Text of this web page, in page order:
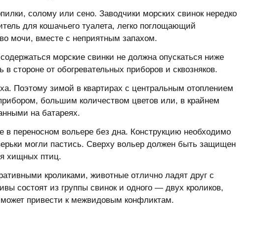
солому или сено. Заводчики морских свинок нередко
для кошачьего туалета, легко поглощающий
мочи, вместе с неприятным запахом.
морские свинки не должна опускаться ниже
стороне от обогревательных приборов и сквозняков.
Поэтому зимой в квартирах с центральным отоплением
большим количеством цветов или, в крайнем
на батареях.
в переносном вольере без дна. Конструкцию необходимо
могли пастись. Сверху вольер должен быть защищен
хищных птиц.
кроликами, животные отлично ладят друг с
состоят из группы свинок и одного — двух кроликов,
привести к межвидовым конфликтам.